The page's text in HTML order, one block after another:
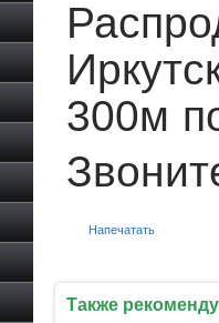
300м
Напечатать
Также